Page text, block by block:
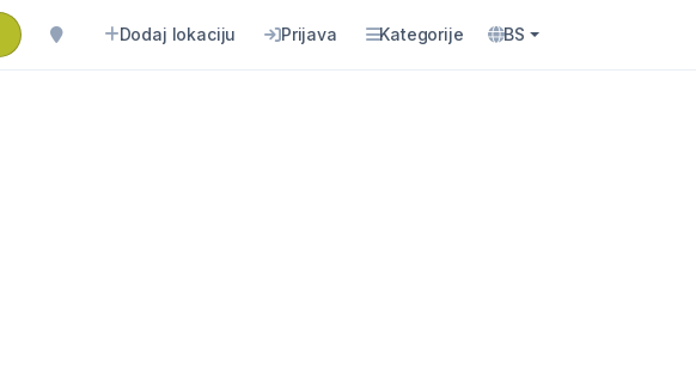
Dodaj lokaciju Prijava Kategorije BS